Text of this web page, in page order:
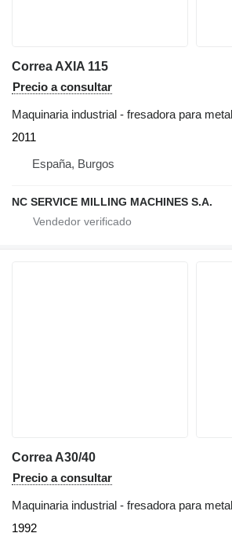
Correa AXIA 115
Precio a consultar
Maquinaria industrial - fresadora para metal
2011
España, Burgos
NC SERVICE MILLING MACHINES S.A.
Correa A30/40
Precio a consultar
Maquinaria industrial - fresadora para metal
1992